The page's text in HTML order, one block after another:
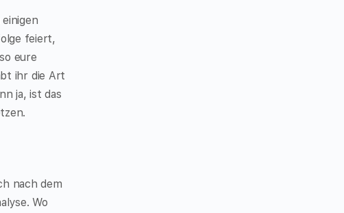
feiert,
eure
ihr die Art
ja, ist das
nach dem
Wo